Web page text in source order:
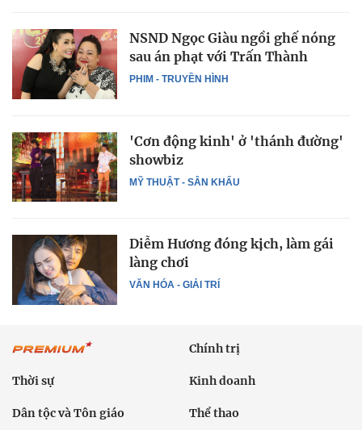
PHIM - TRUYỀN HÌNH
NSND Ngọc Giàu ngồi ghế nóng
sau án phạt với Trấn Thành
MỸ THUẬT - SÂN KHẤU
'Cơn động kinh' ở 'thánh đường'
showbiz
VĂN HÓA - GIẢI TRÍ
Diễm Hương đóng kịch, làm gái
làng chơi
Chính trị
Thời sự Kinh doanh
Dân tộc và Tôn giáo Thể thao